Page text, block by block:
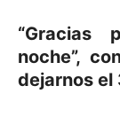
“Gracias
noche”,
dejarnos el